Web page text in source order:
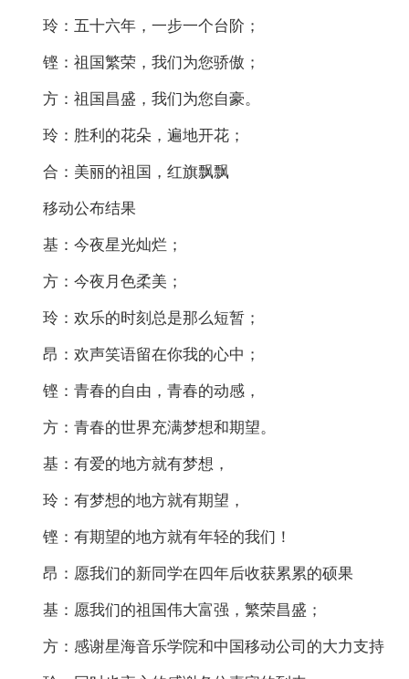
玲：五十六年，一步一个台阶；
铿：祖国繁荣，我们为您骄傲；
方：祖国昌盛，我们为您自豪。
玲：胜利的花朵，遍地开花；
合：美丽的祖国，红旗飘飘
移动公布结果
基：今夜星光灿烂；
方：今夜月色柔美；
玲：欢乐的时刻总是那么短暂；
昂：欢声笑语留在你我的心中；
铿：青春的自由，青春的动感，
方：青春的世界充满梦想和期望。
基：有爱的地方就有梦想，
玲：有梦想的地方就有期望，
铿：有期望的地方就有年轻的我们！
昂：愿我们的新同学在四年后收获累累的硕果
基：愿我们的祖国伟大富强，繁荣昌盛；
方：感谢星海音乐学院和中国移动公司的大力支持